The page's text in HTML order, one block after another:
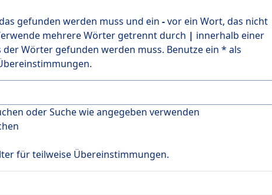
gefunden werden muss und ein -vor ein Wort, das nicht
mehrere Wörter getrennt durch | innerhalb einer
der Wörter gefunden werden muss. Benutze ein * als
oder Suche wie angegeben verwenden
für teilweise Übereinstimmungen.